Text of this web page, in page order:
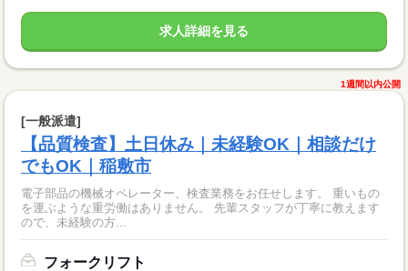
求人詳細を見る
1週間以内公開
[一般派遣]
【品質検査】土日休み｜未経験OK｜相談だけ
でもOK｜稲敷市
電子部品の機械オペレーター、検査業務をお任せします。 重いもの
を運ぶような重労働はありません。 先輩スタッフが丁寧に教えます
ので、未経験の方...
フォークリフト